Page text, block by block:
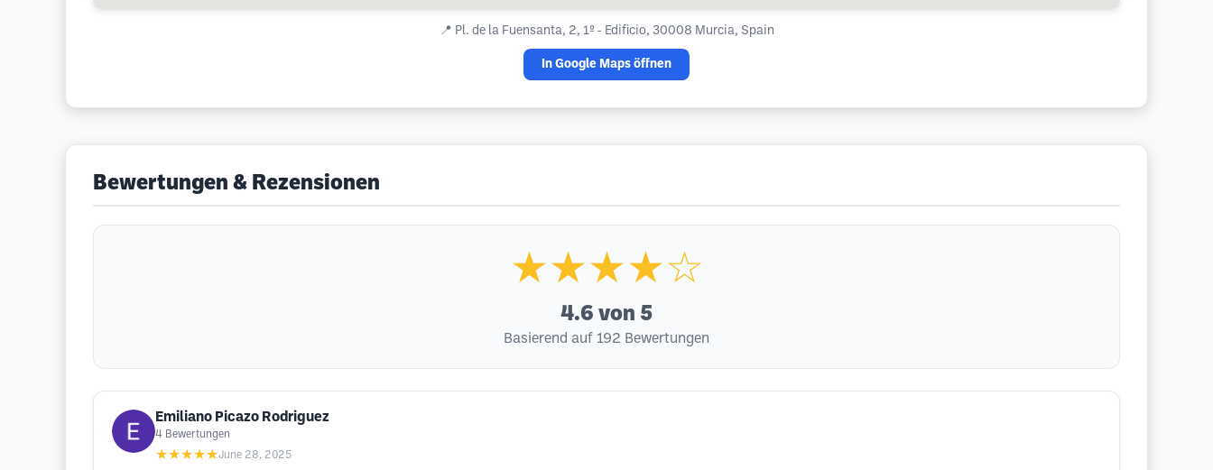
📍 Pl. de la Fuensanta, 2, 1º - Edificio, 30008 Murcia, Spain
In Google Maps öffnen
Bewertungen & Rezensionen
★★★★☆
4.6 von 5
Basierend auf 192 Bewertungen
Emiliano Picazo Rodriguez
4 Bewertungen
★★★★★June 28, 2025